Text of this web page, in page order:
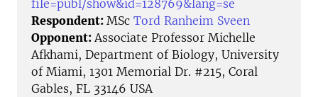
file=publ/show&id=128769&lang=se
Respondent: MSc Tord Ranheim Sveen
Opponent:Associate Professor Michelle
Afkhami, Department of Biology, University
of Miami, 1301 Memorial Dr. #215, Coral
Gables, FL 33146 USA